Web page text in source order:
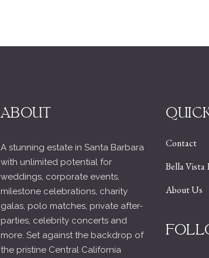
ABOUT
A stunning estate in Santa Barbara
with unlimited potential for
weddings, corporate events,
milestone celebrations, charity
galas, polo matches, private after-
parties, celebrity concerts and
more. Set against the backdrop of
the pristine Central California
Contact
Bella Vista
About Us